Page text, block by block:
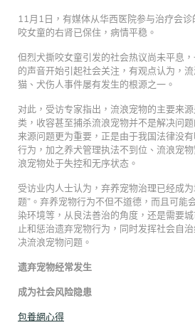
11月1日，有媒体从华西医院参与治疗会
咬女童的右肾已保住，病情平稳。
但烈犬撕咬女童引发的社会热议尚未平息
的声音开始引起社会关注，有观点认为，
猫、犬伤人事件屡有发生的根源之一。
对此，受访专家指出，流浪宠物的主要来
类，收容甚至捕杀流浪宠物并不是解决问
来源问题更为重要，正是由于我国法律没
行为，加之养犬管理执法不到位、流浪宠
浪宠物处于失控和无序状态。
受访业内人士认为，弃养宠物治理已经成
题”。弃养宠物行为不但不道德，而且可能
染环境等，从良法善治的角度，还是需要
止和惩治遗弃宠物行为，同时发挥社会自
决流浪宠物问题。
遗弃宠物经常发生
成为社会风险隐患
包養網心得